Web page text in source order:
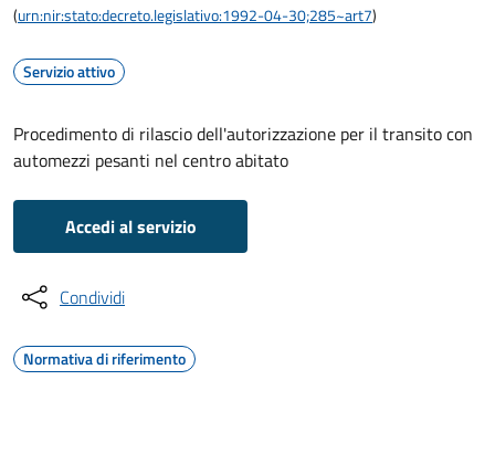
(urn:nir:stato:decreto.legislativo:1992-04-30;285~art7)
Servizio attivo
Procedimento di rilascio dell'autorizzazione per il transito con
automezzi pesanti nel centro abitato
Accedi al servizio
Condividi
Normativa di riferimento